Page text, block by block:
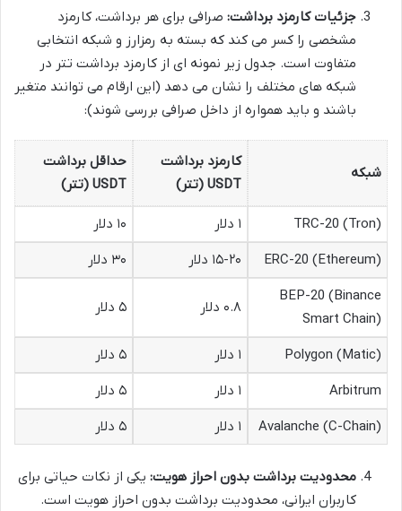
جزئیات کارمزد برداشت: صرافی برای هر برداشت، کارمزد
مشخصی را کسر می کند که بسته به رمزارز و شبکه انتخابی
متفاوت است. جدول زیر نمونه ای از کارمزد برداشت تتر در
شبکه های مختلف را نشان می دهد (این ارقام می توانند متغیر
باشند و باید همواره از داخل صرافی بررسی شوند):
شبکه
کارمزد برداشت
USDT (تتر)
حداقل برداشت
USDT (تتر)
TRC-20 (Tron) ۱ دلار
۱۰ دلار
ERC-20 (Ethereum)
۱۵-۲۰ دلار
۳۰ دلار
BEP-20 (Binance
Smart Chain)
۰.۸ دلار ۵ دلار
Polygon (Matic) ۱ دلار
۵ دلار
Arbitrum
۱ دلار
۵ دلار
Avalanche (C-Chain)
۱ دلار ۵ دلار
محدودیت برداشت بدون احراز هویت: یکی از نکات حیاتی برای
کاربران ایرانی، محدودیت برداشت بدون احراز هویت است.